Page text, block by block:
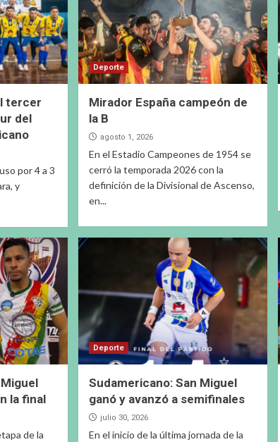
tercer
del
por 4 a 3
y
Deporte
Mirador España campeón de
la B
agosto 1, 2026
En el Estadio Campeones de 1954 se
cerró la temporada 2026 con la
definición de la Divisional de Ascenso,
en...
la final
de la
Deporte
Sudamericano: San Miguel
ganó y avanzó a semifinales
julio 30, 2026
En el inicio de la última jornada de la